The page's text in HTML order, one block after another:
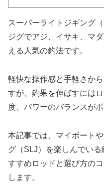
スーパーライトジギング
ジグでアジ、イサキ、マ
える人気の釣法です。
軽快な操作感と手軽さか
すが、釣果を伸ばすには
度、パワーのバランスが
本記事では、マイボート
グ（SLJ）を楽しんでい
すすめロッドと選び方の
します。